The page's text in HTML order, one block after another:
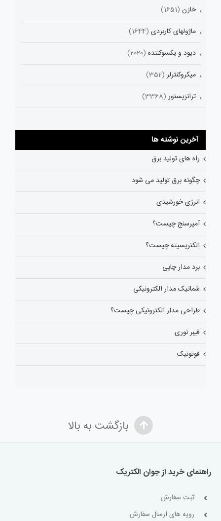
خازن (1651)
ماژولهای کاربردی (1644)
دیود و یکسوکننده (2020)
میکروکنترلر (352)
ترانزیستور (3368)
آخرین نوشته ها
راه های تولید برق
چگونه برق تولید می شود
انرژی خورشیدی
آمپرسنج چیست؟
الکتریسیته چیست؟
برد مدار چاپی
شماتیک مدار الکترونیکی
طراحی مدار الکترونیکی چیست؟
فیبر نوری
فوتونیک
بازگشت به بالا
راهنمای خرید از جوان الکتریک
ثبت سفارش
رویه های ارسال سفارش